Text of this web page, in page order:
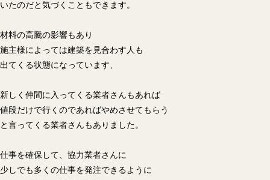
いたのだと気づくこともできます。
材料の高騰の影響もあり
施主様によっては建築を見合わす人も
出てくる状態になっています、
新しく仲間に入ってくる業者さんもあれば
値段だけで行くのであればやめさせてもらう
と言ってくる業者さんもありました。
仕事を確保して、協力業者さんに
少しでも多くの仕事を発注できるように